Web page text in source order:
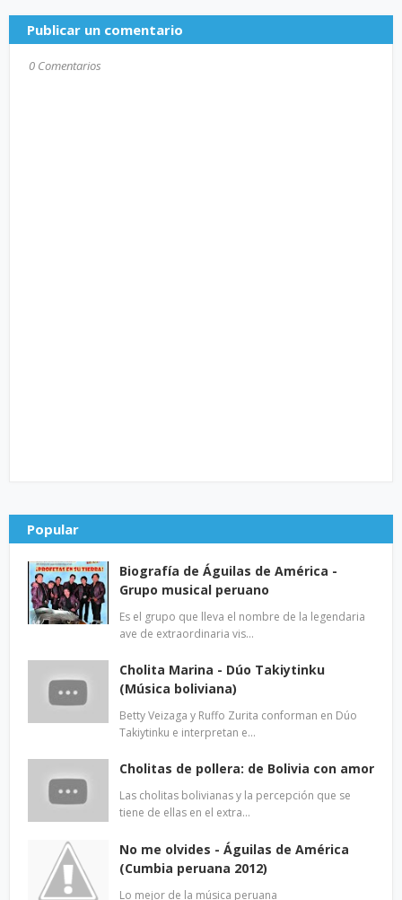
Publicar un comentario
0 Comentarios
Popular
Biografía de Águilas de América -
Grupo musical peruano
Es el grupo que lleva el nombre de la legendaria
ave de extraordinaria vis…
Cholita Marina - Dúo Takiytinku
(Música boliviana)
Betty Veizaga y Ruffo Zurita conforman en Dúo
Takiytinku e interpretan e…
Cholitas de pollera: de Bolivia con amor
Las cholitas bolivianas y la percepción que se
tiene de ellas en el extra…
No me olvides - Águilas de América
(Cumbia peruana 2012)
Lo mejor de la música peruana